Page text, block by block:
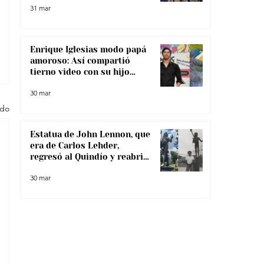
31 mar
Enrique Iglesias modo papá
amoroso: Así compartió
tierno video con su hijo
30 mar
Estatua de John Lennon, que
era de Carlos Lehder,
regresó al Quindío y reabrió
narcotráfico
30 mar